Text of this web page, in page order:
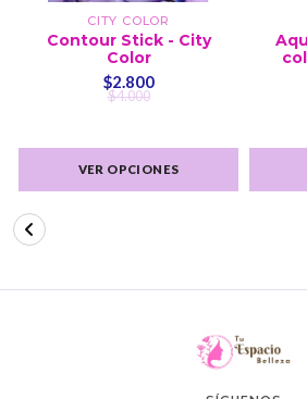
CITY COLOR
Contour Stick - City
Color
$2.800
$4.000
VER OPCIONES